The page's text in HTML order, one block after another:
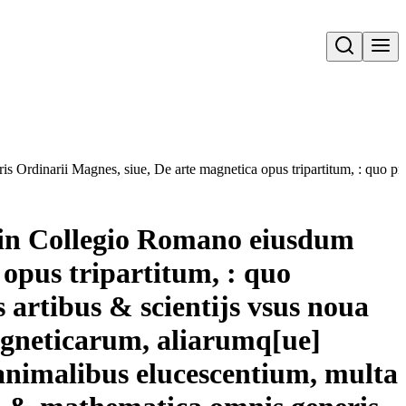
Open search
Magnes, siue, De arte magnetica opus tripartitum, :
Collegio Romano eiusdum
opus tripartitum, : quo
& scientijs vsus noua
aliarumq[ue]
elucescentium, multa